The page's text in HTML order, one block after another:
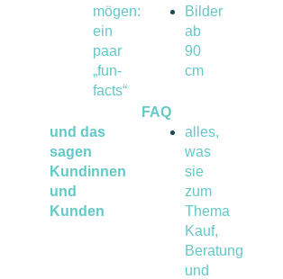
mögen:
ein
paar
„fun-
facts“
und das
sagen
Kundinnen
und
Kunden
Bilder
ab
90
cm
FAQ
alles,
was
sie
zum
Thema
Kauf,
Beratung
und